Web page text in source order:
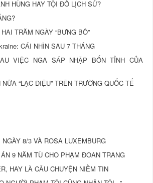
HÙNG HAY TỘI ĐỒ LỊCH SỬ?
TRĂM NGÀY “BƯNG BÔ”
CÁI NHÌN SAU 7 THÁNG
VIỆC NGA SÁP NHẬP BỐN TỈNH CỦA
“LẠC ĐIỆU” TRÊN TRƯỜNG QUỐC TẾ
8/3 VÀ ROSA LUXEMBURG
9 NĂM TÙ CHO PHẠM ĐOAN TRANG
HAY LÀ CÂU CHUYỆN NIỀM TIN